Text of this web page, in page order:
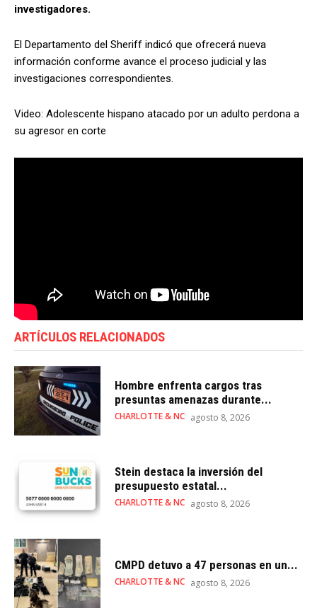
investigadores.
El Departamento del Sheriff indicó que ofrecerá nueva
información conforme avance el proceso judicial y las
investigaciones correspondientes.
Video: Adolescente hispano atacado por un adulto perdona a
su agresor en corte
ARTÍCULOS RELACIONADOS
Hombre enfrenta cargos tras
presuntas amenazas durante...
CHARLOTTE & NC agosto 8, 2026
Stein destaca la inversión del
presupuesto estatal...
CHARLOTTE & NC agosto 8, 2026
CMPD detuvo a 47 personas en un...
CHARLOTTE & NC agosto 8, 2026